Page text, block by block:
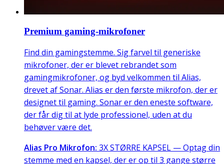
Premium gaming-mikrofoner
Find din gamingstemme. Sig farvel til generiske
mikrofoner, der er blevet rebrandet som
gamingmikrofoner, og byd velkommen til Alias,
drevet af Sonar. Alias er den første mikrofon, der er
designet til gaming. Sonar er den eneste software,
der får dig til at lyde professionel, uden at du
behøver være det.
Alias Pro Mikrofon: 3X STØRRE KAPSEL — Optag din
stemme med en kapsel, der er op til 3 gange større